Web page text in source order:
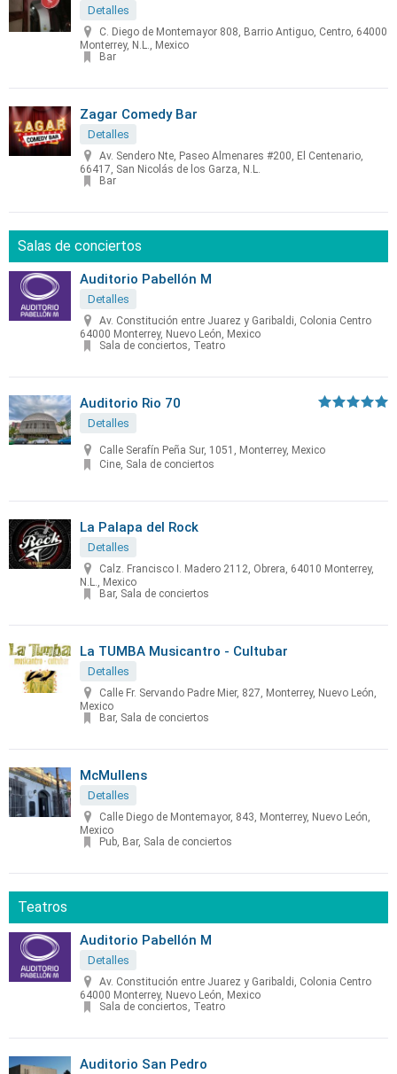
Detalles
C. Diego de Montemayor 808, Barrio Antiguo, Centro, 64000
Monterrey, N.L., Mexico
Bar
Zagar Comedy Bar
Detalles
Av. Sendero Nte, Paseo Almenares #200, El Centenario,
66417, San Nicolás de los Garza, N.L.
Bar
Salas de conciertos
Auditorio Pabellón M
Detalles
Av. Constitución entre Juarez y Garibaldi, Colonia Centro
64000 Monterrey, Nuevo León, Mexico
Sala de conciertos, Teatro
Auditorio Rio 70
Detalles
Calle Serafín Peña Sur, 1051, Monterrey, Mexico
Cine, Sala de conciertos
La Palapa del Rock
Detalles
Calz. Francisco I. Madero 2112, Obrera, 64010 Monterrey,
N.L., Mexico
Bar, Sala de conciertos
La TUMBA Musicantro - Cultubar
Detalles
Calle Fr. Servando Padre Mier, 827, Monterrey, Nuevo León,
Mexico
Bar, Sala de conciertos
McMullens
Detalles
Calle Diego de Montemayor, 843, Monterrey, Nuevo León,
Mexico
Pub, Bar, Sala de conciertos
Teatros
Auditorio Pabellón M
Detalles
Av. Constitución entre Juarez y Garibaldi, Colonia Centro
64000 Monterrey, Nuevo León, Mexico
Sala de conciertos, Teatro
Auditorio San Pedro